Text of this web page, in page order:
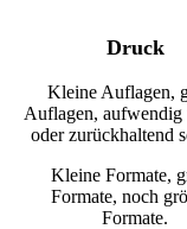
Druck
Kleine Auflagen,
Auflagen, aufwendig
oder zurückhaltend
Kleine Formate,
Formate, noch
Formate.